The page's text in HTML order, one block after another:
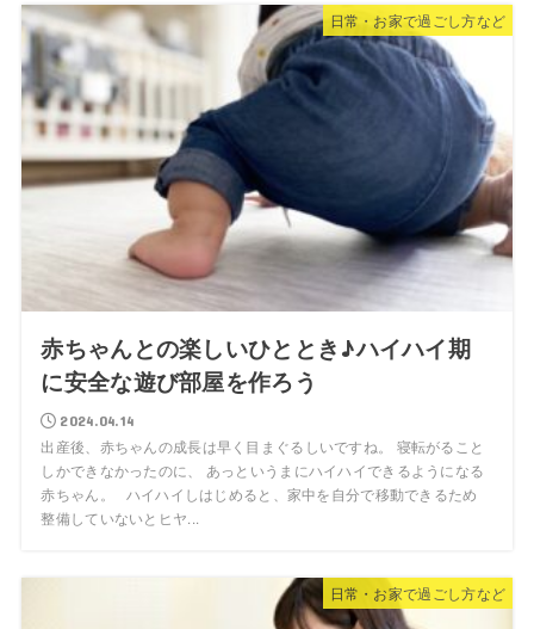
日常・お家で過ごし方など
赤ちゃんとの楽しいひととき♪ハイハイ期
に安全な遊び部屋を作ろう
2024.04.14
出産後、赤ちゃんの成長は早く目まぐるしいですね。 寝転がること
しかできなかったのに、 あっというまにハイハイできるようになる
赤ちゃん。 ハイハイしはじめると、家中を自分で移動できるため
整備していないとヒヤ...
日常・お家で過ごし方など